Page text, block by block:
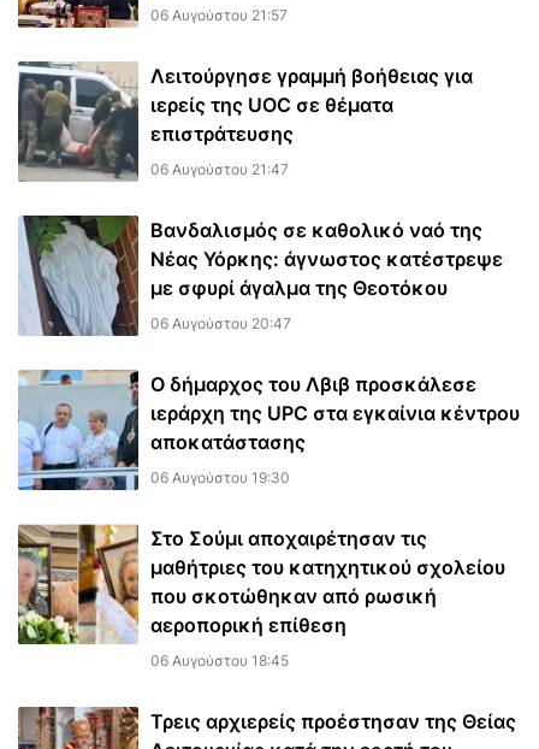
06 Αυγούστου 21:57
Λειτούργησε γραμμή βοήθειας για
ιερείς της UOC σε θέματα
επιστράτευσης
06 Αυγούστου 21:47
Βανδαλισμός σε καθολικό ναό της
Νέας Υόρκης: άγνωστος κατέστρεψε
με σφυρί άγαλμα της Θεοτόκου
06 Αυγούστου 20:47
Ο δήμαρχος του Λβιβ προσκάλεσε
ιεράρχη της UPC στα εγκαίνια κέντρου
αποκατάστασης
06 Αυγούστου 19:30
Στο Σούμι αποχαιρέτησαν τις
μαθήτριες του κατηχητικού σχολείου
που σκοτώθηκαν από ρωσική
αεροπορική επίθεση
06 Αυγούστου 18:45
Τρεις αρχιερείς προέστησαν της Θείας